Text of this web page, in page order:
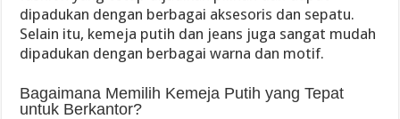
dipadukan dengan berbagai aksesoris dan sepatu.
Selain itu, kemeja putih dan jeans juga sangat mudah
dipadukan dengan berbagai warna dan motif.
Bagaimana Memilih Kemeja Putih yang Tepat
untuk Berkantor?